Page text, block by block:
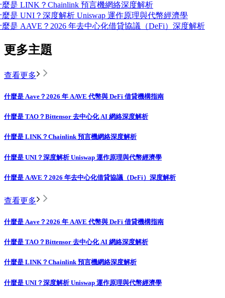
麼是 LINK？Chainlink 預言機網絡深度解析
麼是 UNI？深度解析 Uniswap 運作原理與代幣經濟學
麼是 AAVE？2026 年去中心化借貸協議（DeFi）深度解析
更多主題
查看更多
什麼是 Aave？2026 年 AAVE 代幣與 DeFi 借貸機構指南
什麼是 TAO？Bittensor 去中心化 AI 網絡深度解析
什麼是 LINK？Chainlink 預言機網絡深度解析
什麼是 UNI？深度解析 Uniswap 運作原理與代幣經濟學
什麼是 AAVE？2026 年去中心化借貸協議（DeFi）深度解析
查看更多
什麼是 Aave？2026 年 AAVE 代幣與 DeFi 借貸機構指南
什麼是 TAO？Bittensor 去中心化 AI 網絡深度解析
什麼是 LINK？Chainlink 預言機網絡深度解析
什麼是 UNI？深度解析 Uniswap 運作原理與代幣經濟學